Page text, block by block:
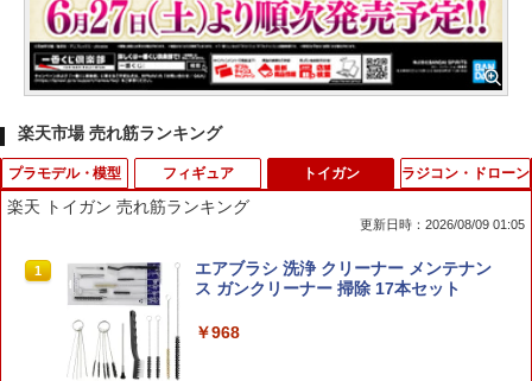
楽天市場 売れ筋ランキング
プラモデル・模型
1
プラモデル アクションベース7 クリアカ
ラー 1/144スケール ACTION BASE7 CL
DAI SPIRITS パーツ
フィギュア
1
Gift+ 1/8 『ゼンレスゾーンゼロ』 エレ
ン・ジョー 華やぐ遊歩Ver. (フィギュア)
￥6,741
トイガン
楽天 トイガン 売れ筋ランキング
更新日時：2026/08/09 01:05
1
エアブラシ 洗浄 クリーナー メンテナン
ス ガンクリーナー 掃除 17本セット
￥968
ラジコン・ドローン